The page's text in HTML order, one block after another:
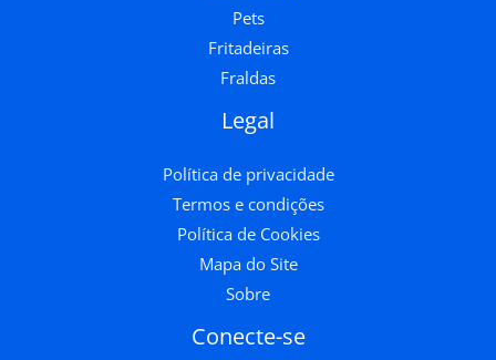
Pets
Fritadeiras
Fraldas
Legal
Política de privacidade
Termos e condições
Política de Cookies
Mapa do Site
Sobre
Conecte-se